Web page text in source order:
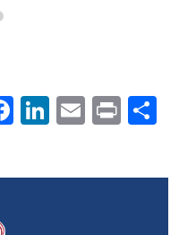
Facebook
LinkedIn
EmailPrint